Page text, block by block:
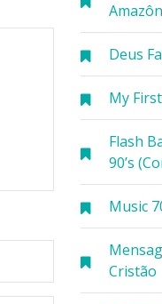
Deus
My
Flash
90’s
Music
Cristão